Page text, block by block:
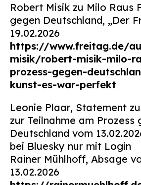
Robert Misik zu Milo Raus
gegen Deutschland, „Der
19.02.2026
https://www.freitag.de/
misik/robert-misik-milo-
prozess-gegen-
kunst-es-war-perfekt
Leonie Plaar, Statement
zur Teilnahme am Prozess
Deutschland vom
bei Bluesky nur mit Login
Rainer Mühlhoff, Absage
13.02.2026